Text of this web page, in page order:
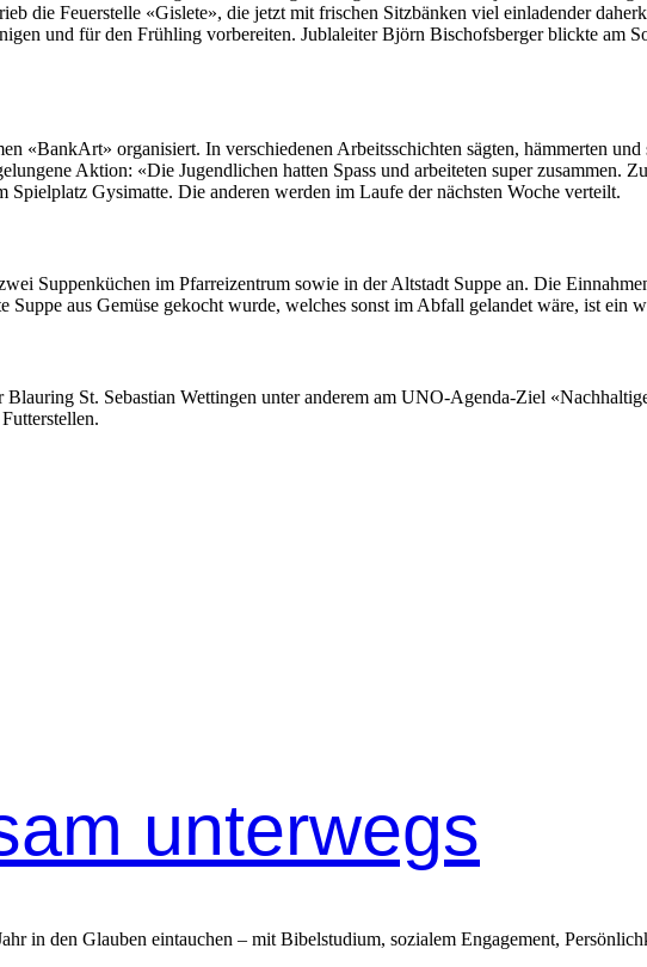
die Feuer­stelle «Gislete», die jet­zt mit frischen Sitzbänken viel ein­laden­der
und für den Früh­ling vor­bere­it­en. Jublaleit­er Björn Bischofs­berg­er blick­te am
«BankArt» organ­isiert. In ver­schiede­nen Arbeitss­chicht­en sägten, häm­merten
Aktion: «Die Jugendlichen hat­ten Spass und arbeit­eten super zusam­men.
Gysi­mat­te. Die anderen wer­den im Laufe der näch­sten Woche verteilt.
Sup­penküchen im Pfar­reizen­trum sowie in der Alt­stadt Suppe an. Die
aus Gemüse gekocht wurde, welch­es son­st im Abfall gelandet wäre, ist ein
St. Sebas­t­ian Wet­tin­gen unter anderem am UNO-Agen­da-Ziel
unterwegs
in den Glauben eintauchen – mit Bibelstudium, sozialem Engagement,